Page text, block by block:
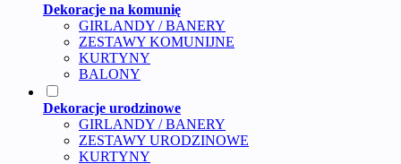
Dekoracje na komunię
GIRLANDY / BANERY
ZESTAWY KOMUNIJNE
KURTYNY
BALONY
Dekoracje urodzinowe
GIRLANDY / BANERY
ZESTAWY URODZINOWE
KURTYNY